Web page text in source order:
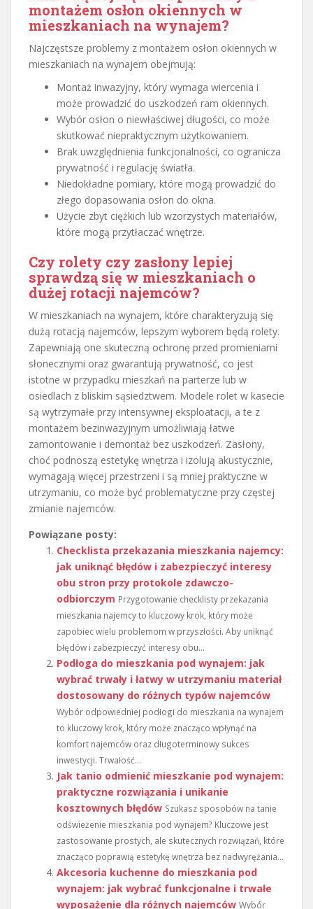
montażem osłon okiennych w
mieszkaniach na wynajem?
Najczęstsze problemy z montażem osłon okiennych w
mieszkaniach na wynajem obejmują:
Montaż inwazyjny, który wymaga wiercenia i
może prowadzić do uszkodzeń ram okiennych.
Wybór osłon o niewłaściwej długości, co może
skutkować niepraktycznym użytkowaniem.
Brak uwzględnienia funkcjonalności, co ogranicza
prywatność i regulację światła.
Niedokładne pomiary, które mogą prowadzić do
złego dopasowania osłon do okna.
Użycie zbyt ciężkich lub wzorzystych materiałów,
które mogą przytłaczać wnętrze.
Czy rolety czy zasłony lepiej
sprawdzą się w mieszkaniach o
dużej rotacji najemców?
W mieszkaniach na wynajem, które charakteryzują się
dużą rotacją najemców, lepszym wyborem będą rolety.
Zapewniają one skuteczną ochronę przed promieniami
słonecznymi oraz gwarantują prywatność, co jest
istotne w przypadku mieszkań na parterze lub w
osiedlach z bliskim sąsiedztwem. Modele rolet w kasecie
są wytrzymałe przy intensywnej eksploatacji, a te z
montażem bezinwazyjnym umożliwiają łatwe
zamontowanie i demontaż bez uszkodzeń. Zasłony,
choć podnoszą estetykę wnętrza i izolują akustycznie,
wymagają więcej przestrzeni i są mniej praktyczne w
utrzymaniu, co może być problematyczne przy częstej
zmianie najemców.
Powiązane posty:
Checklista przekazania mieszkania najemcy:
jak uniknąć błędów i zabezpieczyć interesy
obu stron przy protokole zdawczo-
odbiorczym Przygotowanie checklisty przekazania
mieszkania najemcy to kluczowy krok, który może
zapobiec wielu problemom w przyszłości. Aby uniknąć
błędów i zabezpieczyć interesy obu...
Podłoga do mieszkania pod wynajem: jak
wybrać trwały i łatwy w utrzymaniu materiał
dostosowany do różnych typów najemców
Wybór odpowiedniej podłogi do mieszkania na wynajem
to kluczowy krok, który może znacząco wpłynąć na
komfort najemców oraz długoterminowy sukces
inwestycji. Trwałość...
Jak tanio odmienić mieszkanie pod wynajem:
praktyczne rozwiązania i unikanie
kosztownych błędów Szukasz sposobów na tanie
odświeżenie mieszkania pod wynajem? Kluczowe jest
zastosowanie prostych, ale skutecznych rozwiązań, które
znacząco poprawią estetykę wnętrza bez nadwyrężania...
Akcesoria kuchenne do mieszkania pod
wynajem: jak wybrać funkcjonalne i trwałe
wyposażenie dla różnych najemców Wybór